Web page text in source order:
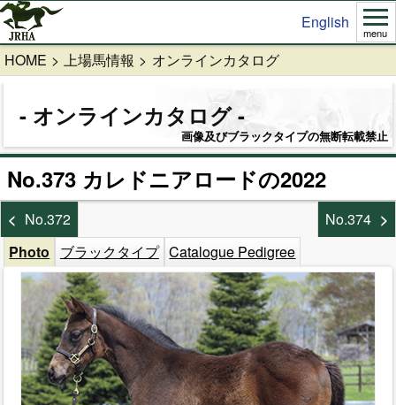
English
menu
HOME 上場馬情報 オンラインカタログ
オンラインカタログ
画像及びブラックタイプの無断転載禁止
No.373 カレドニアロードの2022
No.372
No.374
Photo
ブラックタイプ Catalogue Pedigree